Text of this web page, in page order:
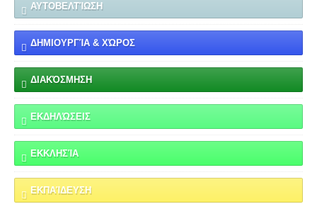
ΑΥΤΟΒΕΛΤΊΩΣΗ
ΔΗΜΙΟΥΡΓΊΑ & ΧΏΡΟΣ
ΔΙΑΚΌΣΜΗΣΗ
ΕΚΔΗΛΏΣΕΙΣ
ΕΚΚΛΗΣΊΑ
ΕΚΠΑΊΔΕΥΣΗ